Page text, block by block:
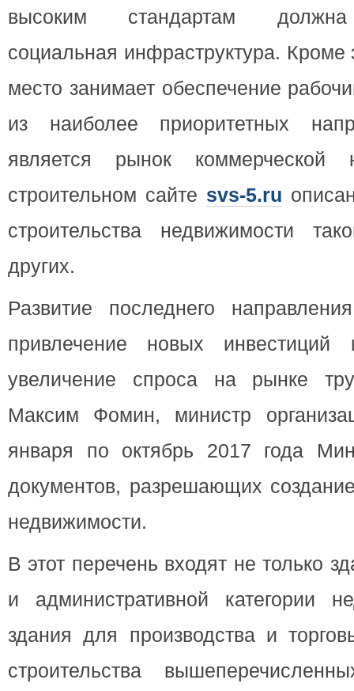
высоким стандартам должна
социальная инфраструктура. Кроме
место занимает обеспечение
из наиболее приоритетных
является рынок коммерческой
строительном сайте svs-5.ru
строительства недвижимости
других.
Развитие последнего
привлечение новых инвестиций
увеличение спроса на рынке
Максим Фомин, министр
января по октябрь 2017 года
документов, разрешающих
недвижимости.
В этот перечень входят не только
и административной категории
здания для производства и
строительства